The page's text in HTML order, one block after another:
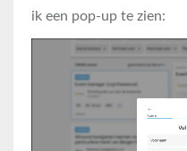
ik een pop-up te zien: